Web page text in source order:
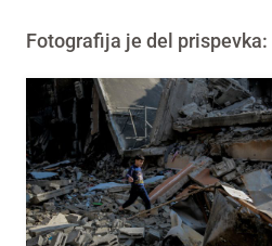
Fotografija je del prispevka: